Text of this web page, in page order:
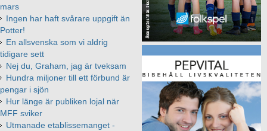
mars
Ingen har haft svårare uppgift än
Potter!
En allsvenska som vi aldrig
tidigare sett
Nej du, Graham, jag är tveksam
Hundra miljoner till ett förbund är
pengar i sjön
Hur länge är publiken lojal när
MFF sviker
Utmanade etablissemanget -